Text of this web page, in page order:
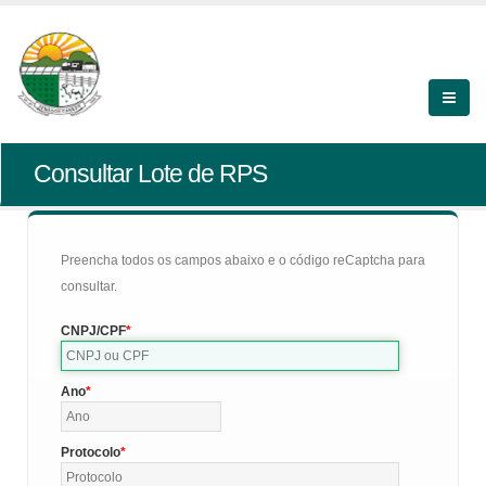
Consultar Lote de RPS
Preencha todos os campos abaixo e o código reCaptcha para
consultar.
CNPJ/CPF
Ano
Protocolo